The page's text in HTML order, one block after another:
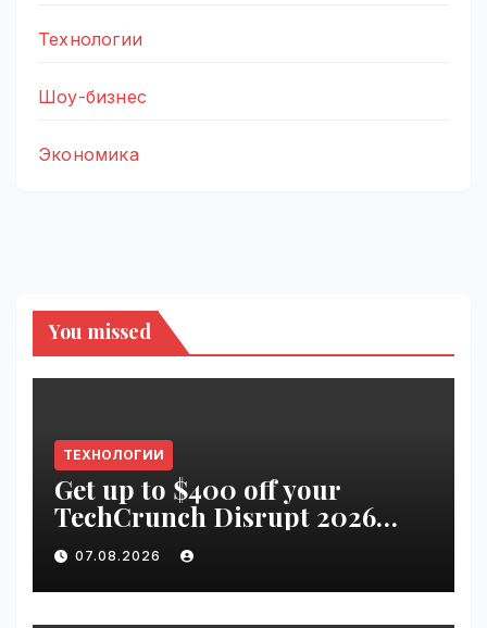
Технологии
Шоу-бизнес
Экономика
You missed
ТЕХНОЛОГИИ
Get up to $400 off your
TechCrunch Disrupt 2026
pass until tomorrow |
VseTime.ru
07.08.2026